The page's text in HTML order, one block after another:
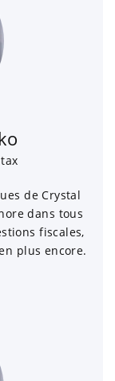
de Crystal
dans tous
fiscales,
plus encore.